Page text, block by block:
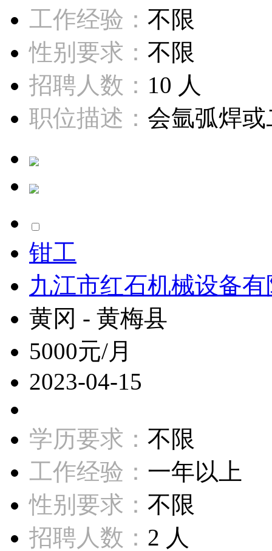
工作经验： 不限
性别要求： 不限
招聘人数： 10 人
职位描述： 会氩弧焊
钳工
九江市红石机械设备
黄冈 - 黄梅县
5000元/月
2023-04-15
学历要求： 不限
工作经验： 一年以上
性别要求： 不限
招聘人数： 2 人